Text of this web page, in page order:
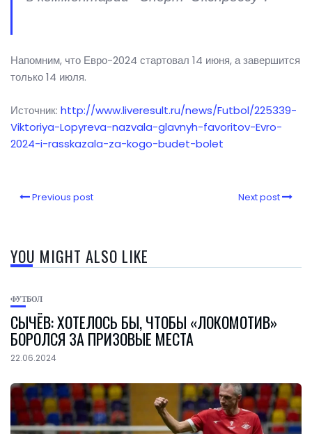
Напомним, что Евро-2024 стартовал 14 июня, а завершится
только 14 июля.
Источник: http://www.liveresult.ru/news/Futbol/225339-
Viktoriya-Lopyreva-nazvala-glavnyh-favoritov-Evro-
2024-i-rasskazala-za-kogo-budet-bolet
Previous post Next post
YOU MIGHT ALSO LIKE
ФУТБОЛ
СЫЧЁВ: ХОТЕЛОСЬ БЫ, ЧТОБЫ «ЛОКОМОТИВ»
БОРОЛСЯ ЗА ПРИЗОВЫЕ МЕСТА
22.06.2024